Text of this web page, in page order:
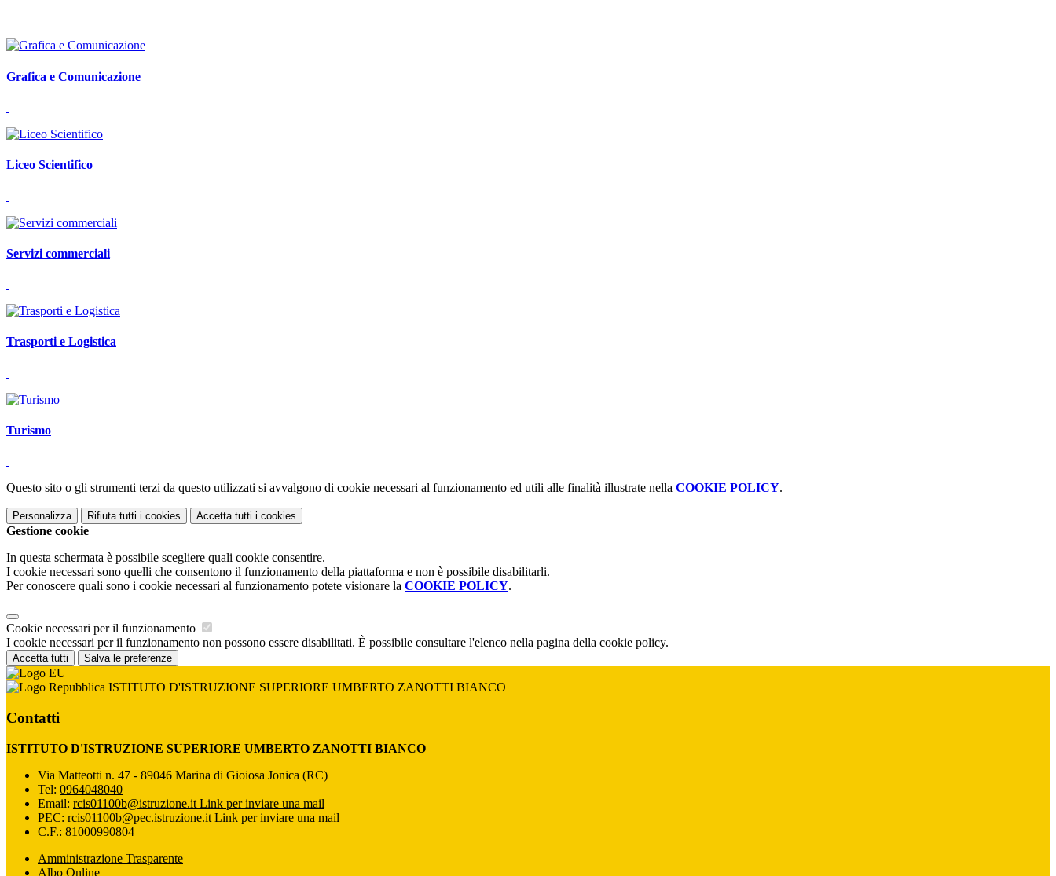
Grafica e Comunicazione
Liceo Scientifico
Servizi commerciali
Trasporti e Logistica
Turismo
Questo sito o gli strumenti terzi da questo utilizzati si avvalgono di cookie necessari al funzionamento ed utili alle finalità illustrate nella COOKIE POLICY.
Personalizza Rifiuta tutti i cookies Accetta tutti i cookies
Gestione cookie
In questa schermata è possibile scegliere quali cookie consentire.
I cookie necessari sono quelli che consentono il funzionamento della piattaforma e non è possibile disabilitarli.
Per conoscere quali sono i cookie necessari al funzionamento potete visionare la COOKIE POLICY.
Cookie necessari per il funzionamento
I cookie necessari per il funzionamento non possono essere disabilitati. È possibile consultare l'elenco nella pagina della cookie policy.
Accetta tutti Salva le preferenze
ISTITUTO D'ISTRUZIONE SUPERIORE UMBERTO ZANOTTI BIANCO
Contatti
ISTITUTO D'ISTRUZIONE SUPERIORE UMBERTO ZANOTTI BIANCO
Via Matteotti n. 47 - 89046 Marina di Gioiosa Jonica (RC)
Tel: 0964048040
Email: rcis01100b@istruzione.it Link per inviare una mail
PEC: rcis01100b@pec.istruzione.it Link per inviare una mail
C.F.: 81000990804
Amministrazione Trasparente
Albo Online